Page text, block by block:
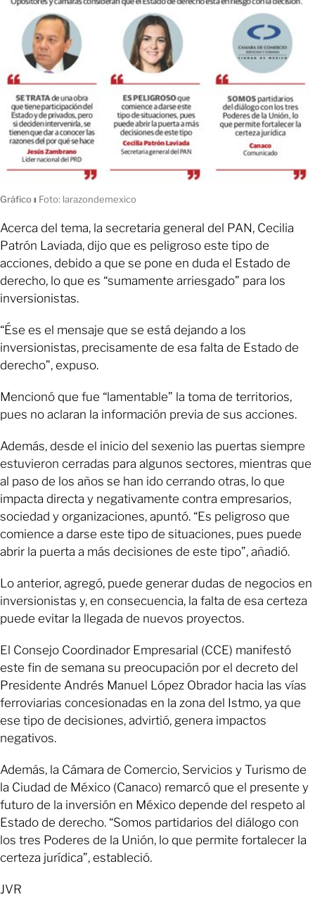
Gráficoı Foto: larazondemexico
Acerca del tema, la secretaria general del PAN, Cecilia
Patrón Laviada, dijo que es peligroso este tipo de
acciones, debido a que se pone en duda el Estado de
derecho, lo que es “sumamente arriesgado” para los
inversionistas.
“Ése es el mensaje que se está dejando a los
inversionistas, precisamente de esa falta de Estado de
derecho”, expuso.
Mencionó que fue “lamentable” la toma de territorios,
pues no aclaran la información previa de sus acciones.
Además, desde el inicio del sexenio las puertas siempre
estuvieron cerradas para algunos sectores, mientras que
al paso de los años se han ido cerrando otras, lo que
impacta directa y negativamente contra empresarios,
sociedad y organizaciones, apuntó. “Es peligroso que
comience a darse este tipo de situaciones, pues puede
abrir la puerta a más decisiones de este tipo”, añadió.
Lo anterior, agregó, puede generar dudas de negocios en
inversionistas y, en consecuencia, la falta de esa certeza
puede evitar la llegada de nuevos proyectos.
El Consejo Coordinador Empresarial (CCE) manifestó
este fin de semana su preocupación por el decreto del
Presidente Andrés Manuel López Obrador hacia las vías
ferroviarias concesionadas en la zona del Istmo, ya que
ese tipo de decisiones, advirtió, genera impactos
negativos.
Además, la Cámara de Comercio, Servicios y Turismo de
la Ciudad de México (Canaco) remarcó que el presente y
futuro de la inversión en México depende del respeto al
Estado de derecho. “Somos partidarios del diálogo con
los tres Poderes de la Unión, lo que permite fortalecer la
certeza jurídica”, estableció.
JVR